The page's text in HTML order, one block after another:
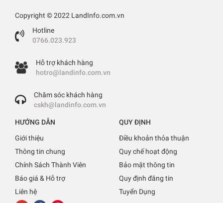
Copyright © 2022 LandInfo.com.vn
Hotline
0766.023.923
Hỗ trợ khách hàng
hotro@landinfo.com.vn
Chăm sóc khách hàng
cskh@landinfo.com.vn
HƯỚNG DẪN
Giới thiệu
Thông tin chung
Chính Sách Thành Viên
Báo giá & Hỗ trợ
Liên hệ
QUY ĐỊNH
Điều khoản thỏa thuận
Quy chế hoạt động
Bảo mật thông tin
Quy định đăng tin
Tuyển Dụng